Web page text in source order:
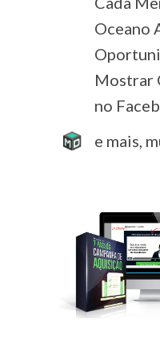
Oceano
Mostrar
no
e mais,